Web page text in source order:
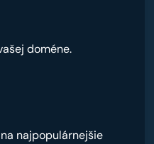
doméne.
najpopulárnejšie